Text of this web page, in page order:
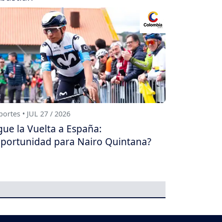
• JUL 27 / 2026
la Vuelta a España:
para Nairo Quintana?